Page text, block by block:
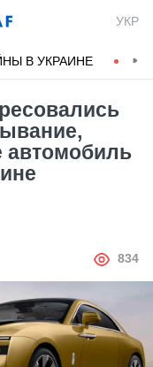
УКР
В УКРАИНЕ
автомобиль
АВТОР
834